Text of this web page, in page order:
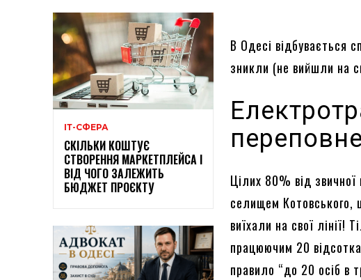
ІТ-СФЕРА
СКІЛЬКИ КОШТУЄ
СТВОРЕННЯ МАРКЕТПЛЕЙСА І
ВІД ЧОГО ЗАЛЕЖИТЬ
БЮДЖЕТ ПРОЄКТУ
В Одесі відбувається
зникли (не вийшли на
Цілих 80% від
селищем Котовського,
виїхали на свої лінії!
працюючим 20
правило “до 20 осіб в